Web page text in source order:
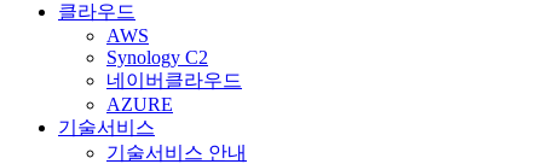
클라우드
AWS
Synology C2
네이버클라우드
AZURE
기술서비스
기술서비스 안내